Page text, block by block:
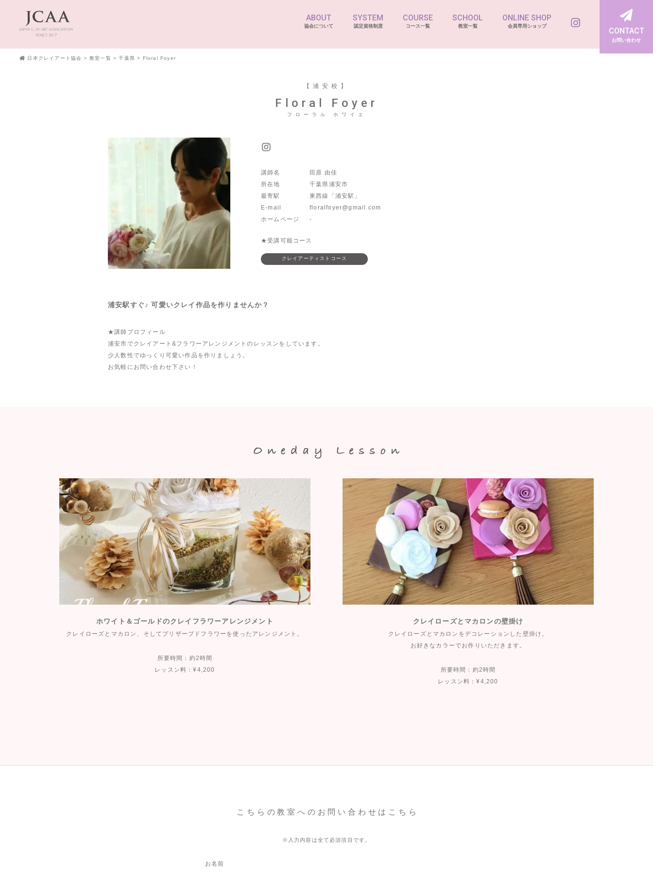
ABOUT
協会について
SYSTEM
認定資格制度
COURSE
コース一覧
SCHOOL
教室一覧
ONLINE SHOP
会員専用ショップ
CONTACT
お問い合わせ
日本クレイアート協会 >教室一覧 >千葉県 > Floral Foyer
【浦安校】
Floral Foyer
フローラル ホワイエ
講師名
田原 由佳
所在地
千葉県浦安市
最寄駅
東西線「浦安駅」
E-mail
floralfoyer@gmail.com
ホームページ
-
★受講可能コース
クレイアーティストコース
浦安駅すぐ♪ 可愛いクレイ作品を作りませんか？
★講師プロフィール
浦安市でクレイアート&フラワーアレンジメントのレッスンをしています。
少人数性でゆっくり可愛い作品を作りましょう。
お気軽にお問い合わせ下さい！
ホワイト＆ゴールドのクレイフラワーアレンジメント
クレイローズとマカロン、そしてプリザーブドフラワーを使ったアレンジメント。
所要時間：約2時間
レッスン料：¥4,200
クレイローズとマカロンの壁掛け
クレイローズとマカロンをデコレーションした壁掛け。
お好きなカラーでお作りいただきます。
所要時間：約2時間
レッスン料：¥4,200
こちらの教室へのお問い合わせはこちら
※入力内容は全て必須項目です。
お名前